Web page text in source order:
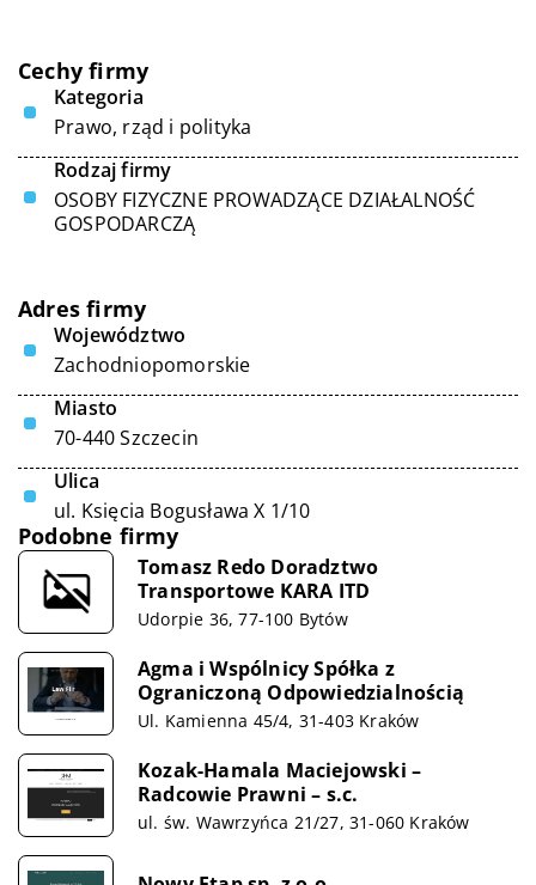
Cechy firmy
Kategoria
Prawo, rząd i polityka
Rodzaj firmy
OSOBY FIZYCZNE PROWADZĄCE DZIAŁALNOŚĆ
GOSPODARCZĄ
Adres firmy
Województwo
Zachodniopomorskie
Miasto
70-440 Szczecin
Ulica
ul. Księcia Bogusława X 1/10
Podobne firmy
Tomasz Redo Doradztwo
Transportowe KARA ITD
Udorpie 36, 77-100 Bytów
Agma i Wspólnicy Spółka z
Ograniczoną Odpowiedzialnością
Ul. Kamienna 45/4, 31-403 Kraków
Kozak-Hamala Maciejowski –
Radcowie Prawni – s.c.
ul. św. Wawrzyńca 21/27, 31-060 Kraków